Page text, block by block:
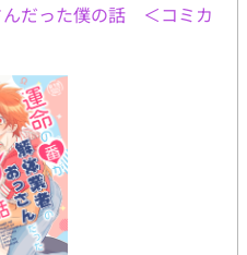
だった僕の話 ＜コミカ